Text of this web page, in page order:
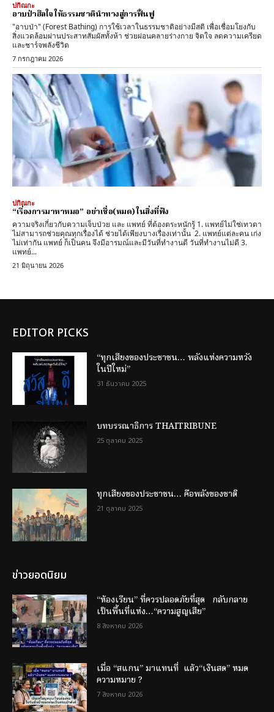
ปกิณกะ
อาบป่าฮีลใจ ให้ธรรมชาตินำทางสู่การฟื้นฟู
"อาบป่า" (Forest Bathing) การใช้เวลาในธรรมชาติอย่างมีสติ เพื่อเชื่อมโยงกับ
สิ่งแวดล้อมผ่านประสาทสัมผัสทั้งห้า ช่วยผ่อนคลายร่างกาย จิตใจ ลดความเครียด
และชาร์จพลังชีวิต
7 กรกฎาคม 2026
ปกิณกะ
“เรื่องการมาหาหมอ” อย่าเชื่อ(หมด) ในสิ่งที่ฟัง
ความจริงเกี่ยวกับความเจ็บป่วย และ แพทย์ ที่ต้องตระหนักรู้ 1. แพทย์ไม่ใช่เทวดา
ไม่สามารถช่วยคุณทุกเรื่องได้ ช่วยได้เพียงบางเรื่องเท่านั้น 2. แพทย์แต่ละคน เก่ง
ไม่เท่ากัน แพทย์ ก็เป็นคน จึงมีอารมณ์และมีวันที่ทำงานดี วันที่ทำงานไม่ดี 3.
แพทย์...
21 มิถุนายน 2026
EDITOR PICKS
“ทุกเสียงของประชาชน… พลังแห่งความหวัง
ในปีใหม่”
31 ธันวาคม 2025
บทบรรณาธิการ THAITRIBUNE
25 ตุลาคม 2025
ทุกเสียงของประชาชน… คือพลังของชาติ
21 ตุลาคม 2025
ข่าวยอดนิยม
“ห้องเรียน” ที่ควรปลอดภัยที่สุด กลับกลาย
เป็นพื้นที่แห่ง…“ความสูญเสีย”
8 สิงหาคม 2026
เมื่อ “สแกน” มาแทนที่ แล้ว“เงินสด” หมด
ความหมาย ?
7 สิงหาคม 2026